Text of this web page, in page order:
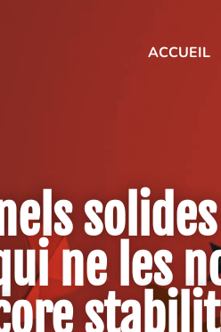
ACCUEIL
ne les